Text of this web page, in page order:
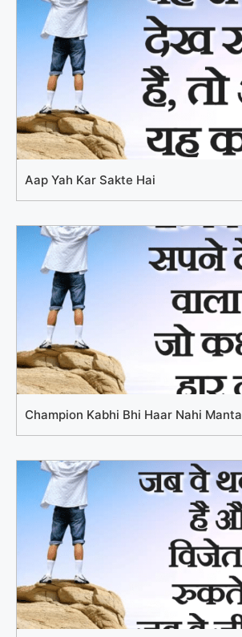
Aap Yah Kar Sakte Hai
Champion Kabhi Bhi Haar Nahi Manta